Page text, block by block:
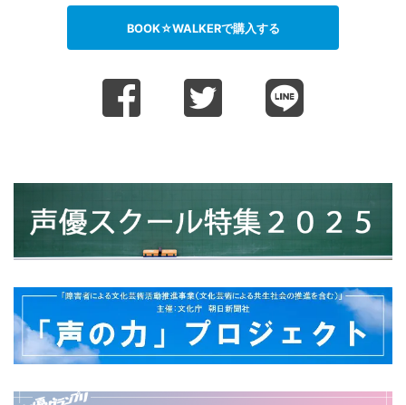
BOOK☆WALKERで購入する